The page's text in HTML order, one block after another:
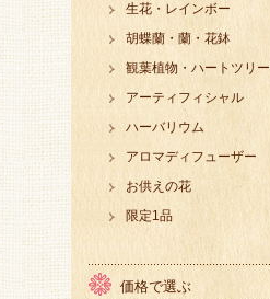
生花・レインボー
胡蝶蘭・蘭・花鉢
観葉植物・ハートツリー
アーティフィシャル
ハーバリウム
アロマディフューザー
お供えの花
限定1品
価格で選ぶ